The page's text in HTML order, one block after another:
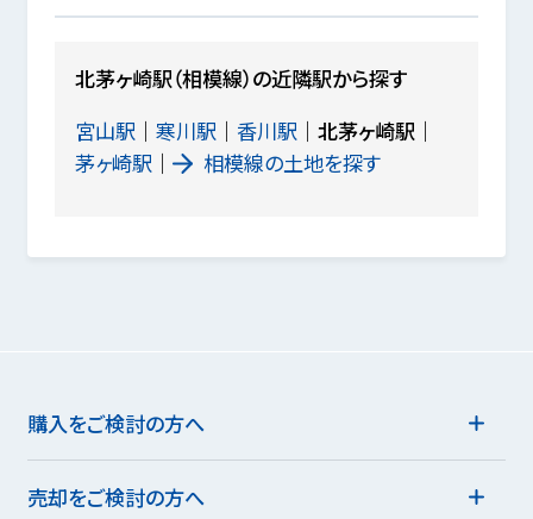
北茅ヶ崎駅（相模線）の近隣駅から探す
宮山駅
寒川駅 香川駅
北茅ヶ崎駅
茅ヶ崎駅
相模線の土地を探す
購入をご検討の方へ
売却をご検討の方へ